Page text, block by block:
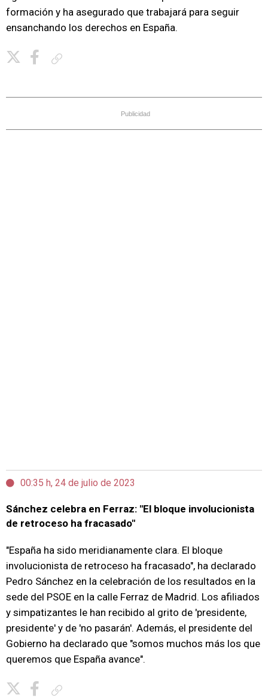
formación y ha asegurado que trabajará para seguir
ensanchando los derechos en España.
Publicidad
00:35 h, 24 de julio de 2023
Sánchez celebra en Ferraz: "El bloque involucionista
de retroceso ha fracasado"
"España ha sido meridianamente clara. El bloque
involucionista de retroceso ha fracasado", ha declarado
Pedro Sánchez en la celebración de los resultados en la
sede del PSOE en la calle Ferraz de Madrid. Los afiliados
y simpatizantes le han recibido al grito de 'presidente,
presidente' y de 'no pasarán'. Además, el presidente del
Gobierno ha declarado que "somos muchos más los que
queremos que España avance".